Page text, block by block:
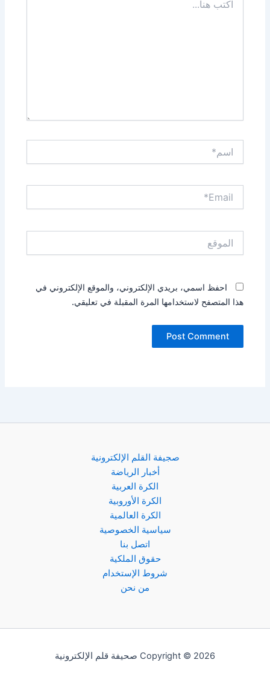
هنا...
احفظ اسمي، بريدي الإلكتروني، والموقع الإلكتروني في
هذا المتصفح لاستخدامها المرة المقبلة في تعليقي.
صجيفة القلم الإلكترونية
أخبار الرياضة
الكرة العربية
الكرة الأوروبية
الكرة العالمية
سياسية الخصوصية
اتصل بنا
حقوق الملكية
شروط الإستخدام
من نحن
Copyright © 2026 صحيفة قلم الإلكترونية